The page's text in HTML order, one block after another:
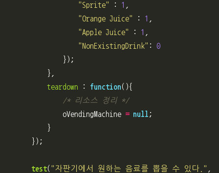
"Sprite" : 1
"Orange Juice" : 1
"Apple Juice" : 1
" NonExistingDrink" :
0
});
},
teardown
: function(){
/* 리소스 정리 */
oVendingMachine = null ;
}
});
test( "자판기에서 원하는 음료를 뽑을 수 있다. "